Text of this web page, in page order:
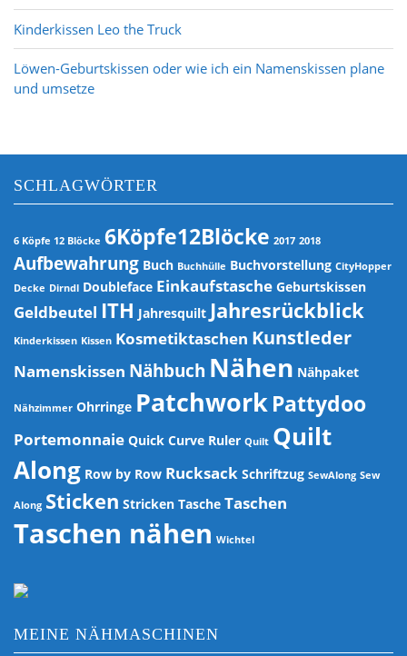
Kinderkissen Leo the Truck
Löwen-Geburtskissen oder wie ich ein Namenskissen plane
und umsetze
SCHLAGWÖRTER
6 Köpfe 12 Blöcke 6Köpfe12Blöcke 2017 2018
Aufbewahrung Buch Buchhülle Buchvorstellung CityHopper
Decke Dirndl Doubleface Einkaufstasche Geburtskissen
Geldbeutel ITH Jahresquilt Jahresrückblick
Kinderkissen Kissen Kosmetiktaschen Kunstleder
Namenskissen Nähbuch Nähen Nähpaket
Nähzimmer Ohrringe PatchworkPattydoo
Portemonnaie Quick Curve Ruler Quilt Quilt
Along Row by Row Rucksack Schriftzug SewAlong Sew
Along Sticken Stricken Tasche Taschen
Taschen nähen Wichtel
MEINE NÄHMASCHINEN